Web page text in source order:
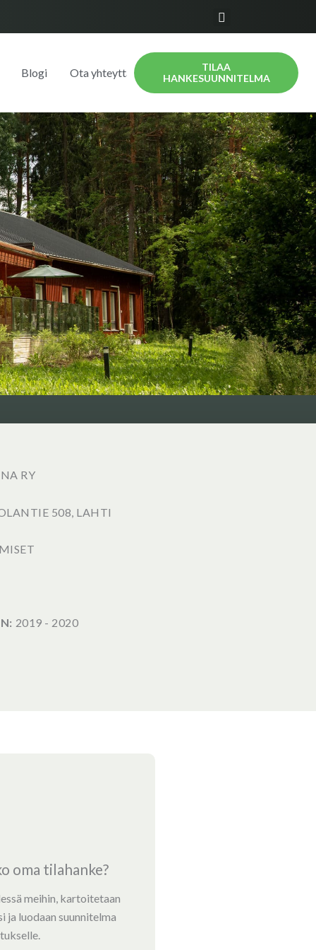
Blogi Ota yhteyttä
TILAA
HANKESUUNNITELMA
RY
508, LAHTI
2019 - 2020
oma tilahanke?
meihin, kartoitetaan
ja luodaan suunnitelma